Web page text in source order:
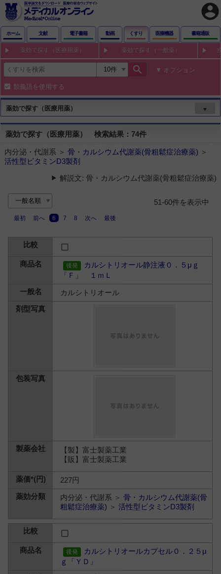
account_circle
ホーム 文献 電子書籍 動画 くすり 医療機器 書籍通販
薬効で探す（医療用薬） 薬効で探す（一般薬）
search オプション
類義語を使用する
薬効で探す（医療用薬） ▼
薬効で探す（医療用薬） 検索結果：74件
内分泌・代謝系 ＞ 骨・カルシウム代謝薬(骨粗鬆症治療薬) ＞
活性型ビタミンD3製剤
解説文: 骨・カルシウム代謝薬(骨粗鬆症治療薬)
51-60件を表示中
最初 前へ 6 7 8 次へ 最後
カルシトリオール静注液０．５μｇ
「Ｆ」 １ｍＬ
カルシトリオール
【製】富士製薬工業
【販】富士製薬工業
227円
内分泌・代謝系 ＞骨・カルシウム代謝薬(骨
粗鬆症治療薬) ＞活性型ビタミンD3製剤
カルシトリオールカプセル０．２５μ
ｇ「ＹＤ」